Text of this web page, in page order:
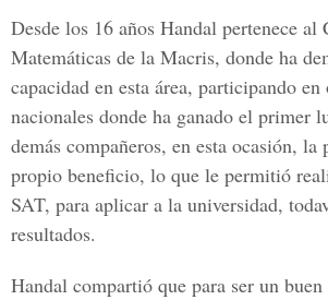
Desde los 16 años Handal pertenece al
Matemáticas de la Macris, donde ha
capacidad en esta área, participando
nacionales donde ha ganado el primer
demás compañeros, en esta ocasión, la
propio beneficio, lo que le permitió
SAT, para aplicar a la universidad,
resultados.
Handal compartió que para ser un buen